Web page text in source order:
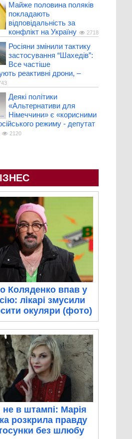
Майже половина поляків
покладають
відповідальність за
конфлікт на Україну
2718
Росіяни змінили тактику
застосування “Шахедів”:
Все частіше
реактивні дрони, –
Деякі політики
«Альтернативи для
Німеччини» є «корисними
режиму - депутат
2120
Коляденко впав у
лікарі змусили
окуляри (фото)
в штампі: Марія
розкрила правду
без шлюбу